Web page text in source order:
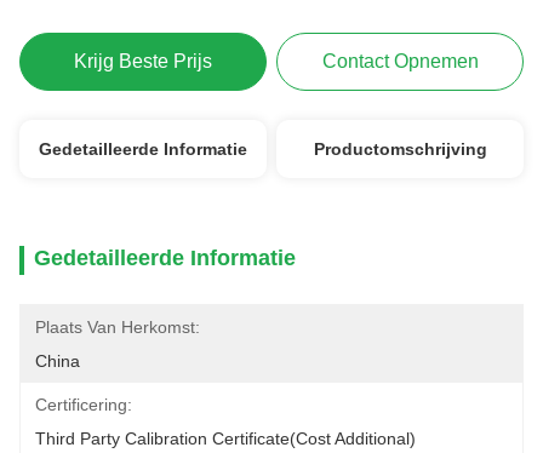
Krijg Beste Prijs Contact Opnemen
Gedetailleerde Informatie Productomschrijving
Gedetailleerde Informatie
Plaats Van Herkomst:
China
Certificering:
Third Party Calibration Certificate(cost Additional)